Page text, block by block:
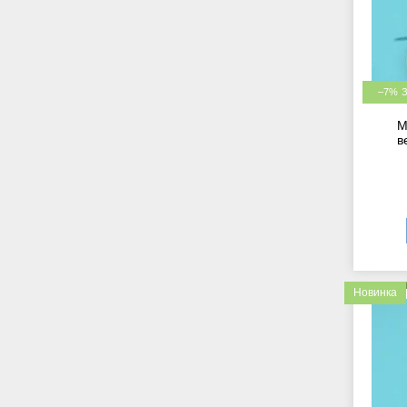
–7%
Новинка